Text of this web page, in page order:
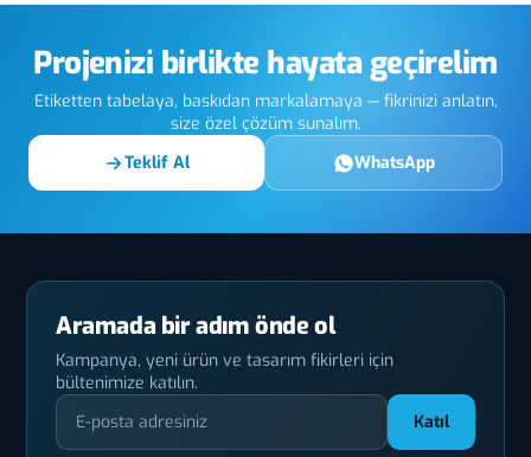
Projenizi birlikte hayata geçirelim
Etiketten tabelaya, baskıdan markalamaya — fikrinizi anlatın,
size özel çözüm sunalım.
Teklif Al
WhatsApp
Aramada bir adım önde ol
Kampanya, yeni ürün ve tasarım fikirleri için
bültenimize katılın.
Katıl